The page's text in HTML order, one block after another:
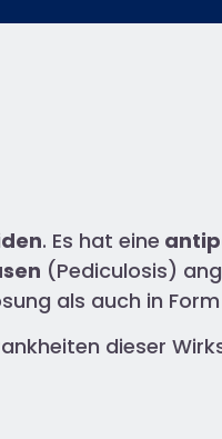
. Es hat eine
(Pediculosis)
als auch in
dieser